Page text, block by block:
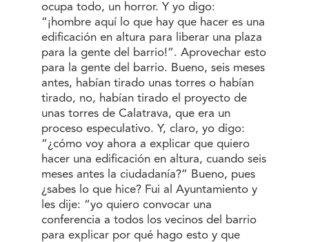
ocupa todo, un horror. Y yo digo:
“¡hombre aquí lo que hay que hacer es una
edificación en altura para liberar una plaza
para la gente del barrio!”. Aprovechar esto
para la gente del barrio. Bueno, seis meses
antes, habían tirado unas torres o habían
tirado, no, habían tirado el proyecto de
unas torres de Calatrava, que era un
proceso especulativo. Y, claro, yo digo:
“¿cómo voy ahora a explicar que quiero
hacer una edificación en altura, cuando seis
meses antes la ciudadanía?” Bueno, pues
¿sabes lo que hice? Fui al Ayuntamiento y
les dije: “yo quiero convocar una
conferencia a todos los vecinos del barrio
para explicar por qué hago esto y que